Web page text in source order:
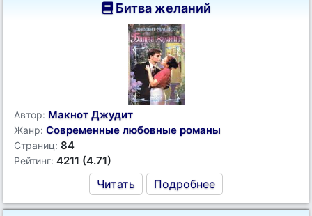
Битва желаний
Автор: Макнот Джудит
Жанр: Современные любовные романы
Страниц: 84
Рейтинг: 4211 (4.71)
Читать Подробнее